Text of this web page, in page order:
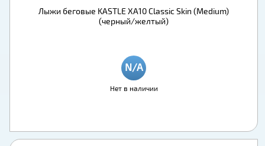
Лыжи беговые KASTLE XA10 Classic Skin (Medium)
(черный/желтый)
Нет в наличии